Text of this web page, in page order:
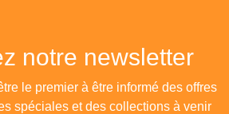
notre newsletter
le premier à être informé des offres
spéciales et des collections à venir